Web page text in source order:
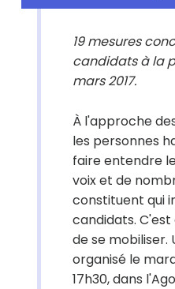
19 mesures
candidats à la
mars 2017.
À l'approche
les personnes
faire entendre
voix et de
constituent qui
candidats.
de se
organisé le
17h30, dans